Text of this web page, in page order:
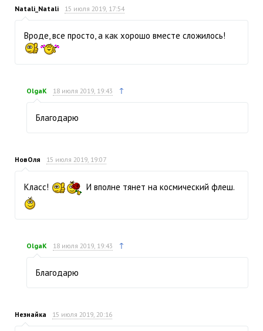
Natali_Natali 15 июля 2019, 17:54
Вроде, все просто, а как хорошо вместе сложилось!
OlgaK 18 июля 2019, 19:43 ↑
Благодарю
НовОля 15 июля 2019, 19:07
Класс! И вполне тянет на космический флеш.
OlgaK 18 июля 2019, 19:43 ↑
Благодарю
Незнайка 15 июля 2019, 20:16